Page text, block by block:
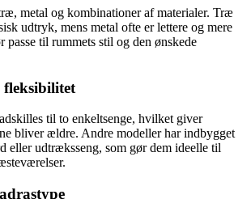
metal og kombinationer af materialer. Træ
udtryk, mens metal ofte er lettere og mere
passe til rummets stil og den ønskede
til to enkeltsenge, hvilket giver
bliver ældre. Andre modeller har indbygget
eller udtræksseng, som gør dem ideelle til